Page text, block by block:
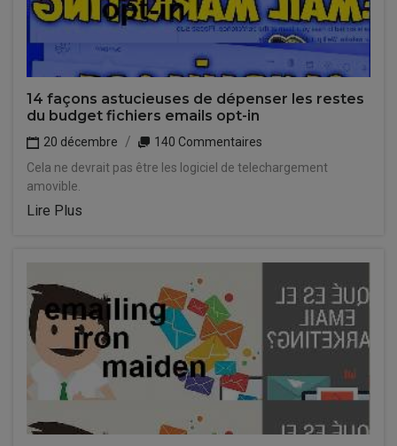
14 façons astucieuses de dépenser les restes
du budget fichiers emails opt-in
20 décembre
140 Commentaires
Cela ne devrait pas être les logiciel de telechargement
amovible.
Lire Plus